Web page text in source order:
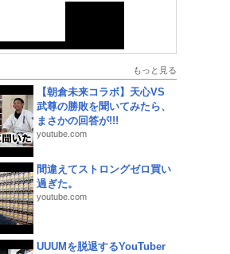
もっと見る
【朝倉未来コラボ】天心VS
武尊の勝敗を聞いてみたら、
まさかの回答が!!!
youtube.com
間違えてストロングゼロ買い
過ぎた。
youtube.com
UUUMを脱退するYouTuber